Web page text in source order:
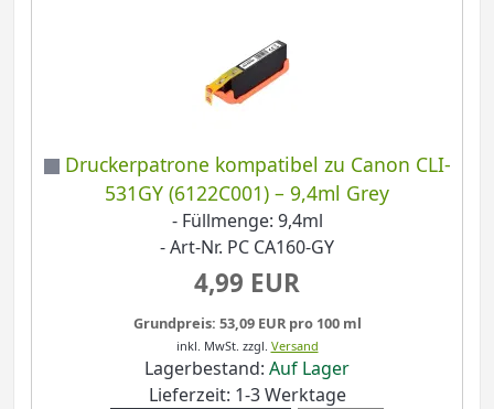
Druckerpatrone kompatibel zu Canon CLI-
531GY (6122C001) – 9,4ml Grey
- Füllmenge: 9,4ml
- Art-Nr. PC CA160-GY
4,99 EUR
Grundpreis: 53,09 EUR pro 100 ml
inkl. MwSt. zzgl. Versand
Lagerbestand: Auf Lager
Lieferzeit: 1-3 Werktage